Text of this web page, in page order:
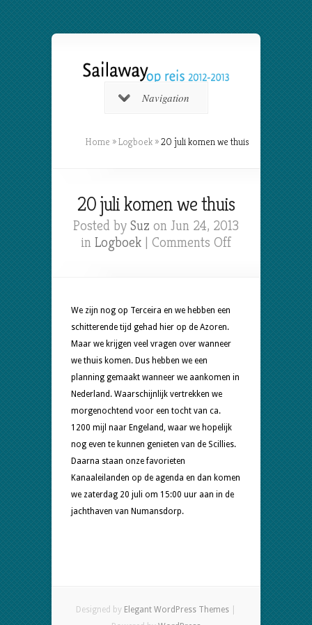
Navigation
Home »Logboek »20 juli komen we thuis
20 juli komen we thuis
Posted by Suz on Jun 24, 2013
in Logboek | Comments Offon
We zijn nog op Terceira en we hebben een
schitterende tijd gehad hier op de Azoren.
Maar we krijgen veel vragen over wanneer
we thuis komen. Dus hebben we een
planning gemaakt wanneer we aankomen in
Nederland. Waarschijnlijk vertrekken we
morgenochtend voor een tocht van ca.
1200 mijl naar Engeland, waar we hopelijk
nog even te kunnen genieten van de Scillies.
Daarna staan onze favorieten
Kanaaleilanden op de agenda en dan komen
we zaterdag 20 juli om 15:00 uur aan in de
jachthaven van Numansdorp.
Designed by Elegant WordPress Themes